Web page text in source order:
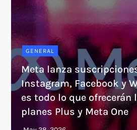
GENERAL
Meta lanza
Instagram, Facebook y
es todo lo que ofrecerán
planes Plus y Meta One